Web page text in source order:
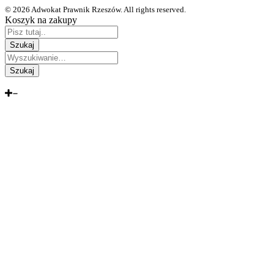
© 2026 Adwokat Prawnik Rzeszów. All rights reserved.
Koszyk na zakupy